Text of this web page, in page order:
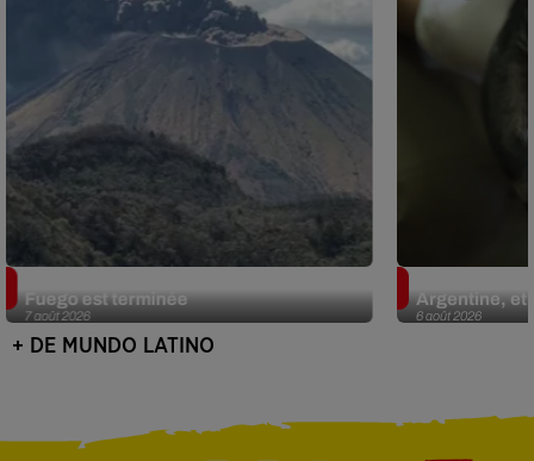
7 août 2026
Fuego est terminée
6 août 2026
Argentine, et
+ DE MUNDO LATINO